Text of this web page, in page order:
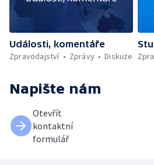
Události, komentáře
Zpravodajství
Zprávy Diskuze
Napište nám
Otevřít
kontaktní
formulář